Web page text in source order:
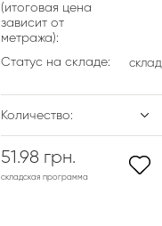
(итоговая цена
зависит от
метража):
Статус на складе:
Количество:
51.98 грн.
складская программа